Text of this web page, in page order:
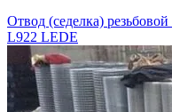
Отвод (седелка)
L922 LEDE